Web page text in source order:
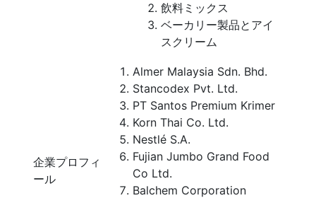
飲料ミックス
ベーカリー製品とアイ
スクリーム
企業プロフィ
ール
Almer Malaysia Sdn. Bhd.
Stancodex Pvt. Ltd.
PT Santos Premium Krimer
Korn Thai Co. Ltd.
Nestlé S.A.
Fujian Jumbo Grand Food
Co Ltd.
Balchem Corporation